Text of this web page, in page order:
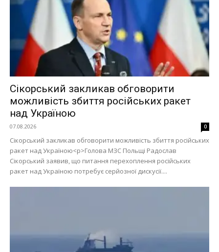
Сікорський закликав обговорити
можливість збиття російських ракет
над Україною
07.08.2026 0
Сікорський закликав обговорити можливість збиття російських
ракет над Україною<p>Голова МЗС Польщі Радослав
Сікорський заявив, що питання перехоплення російських
ракет над Україною потребує серйозної дискусії....